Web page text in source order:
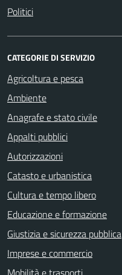
Politici
CATEGORIE DI SERVIZIO
Agricoltura e pesca
Ambiente
Anagrafe e stato civile
Appalti pubblici
Autorizzazioni
Catasto e urbanistica
Cultura e tempo libero
Educazione e formazione
Giustizia e sicurezza pubblica
Imprese e commercio